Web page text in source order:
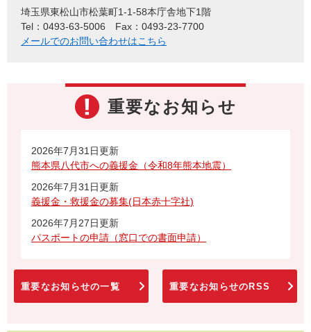
埼玉県東松山市松葉町1-1-58本庁舎地下1階
Tel：0493-63-5006
Fax：0493-23-7700
メールでのお問い合わせはこちら
重要なお知らせ
2026年7月31日更新
熊本県八代市への義援金（令和8年熊本地震）
2026年7月31日更新
義援金・救援金の募集(日本赤十字社)
2026年7月27日更新
パスポートの申請（窓口での書面申請）
重要なお知らせの一覧 重要なお知らせのRSS